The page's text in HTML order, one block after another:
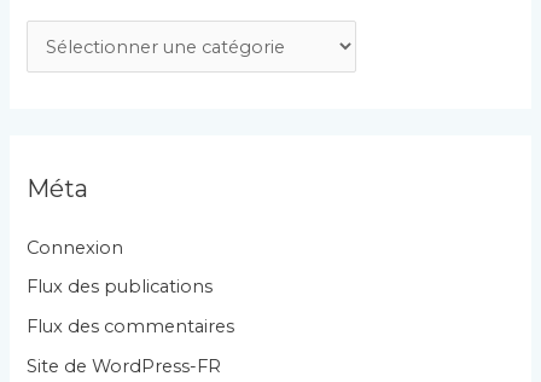
a
g
r
i
e
Méta
Connexion
Flux des publications
Flux des commentaires
Site de WordPress-FR